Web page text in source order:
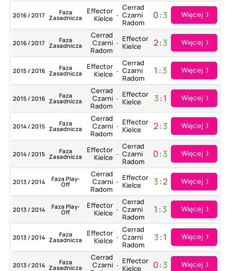
2016 / 2017 Faza
Zasadnicza
Effector
Kielce -
Cerrad
Czarni
Radom
0:3 Więcej
2016 / 2017 Faza
Zasadnicza
Cerrad
Czarni
Radom
- Effector
Kielce
2:3 Więcej
2015 / 2016 Faza
Zasadnicza
Effector
Kielce -
Cerrad
Czarni
Radom
1 :3 Więcej
2015 / 2016 Faza
Zasadnicza
Cerrad
Czarni
Radom
- Effector
Kielce
3:1 Więcej
2014 / 2015 Faza
Zasadnicza
Cerrad
Czarni
Radom
- Effector
Kielce
2:3 Więcej
2014 / 2015 Faza
Zasadnicza
Effector
Kielce -
Cerrad
Czarni
Radom
0:3 Więcej
2013 / 2014 Faza Play-
Off
Cerrad
Czarni
Radom
- Effector
Kielce
3:2 Więcej
2013 / 2014 Faza Play-
Off
Effector
Kielce -
Cerrad
Czarni
Radom
1 :3 Więcej
2013 / 2014 Faza
Zasadnicza
Effector
Kielce -
Cerrad
Czarni
Radom
3:1 Więcej
2013 / 2014 Faza
Zasadnicza
Cerrad
Czarni - Effector
Kielce
0:3 Więcej